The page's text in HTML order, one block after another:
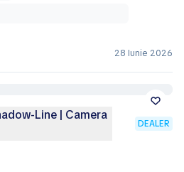
28 Iunie 2026
Line | Camera
DEALER